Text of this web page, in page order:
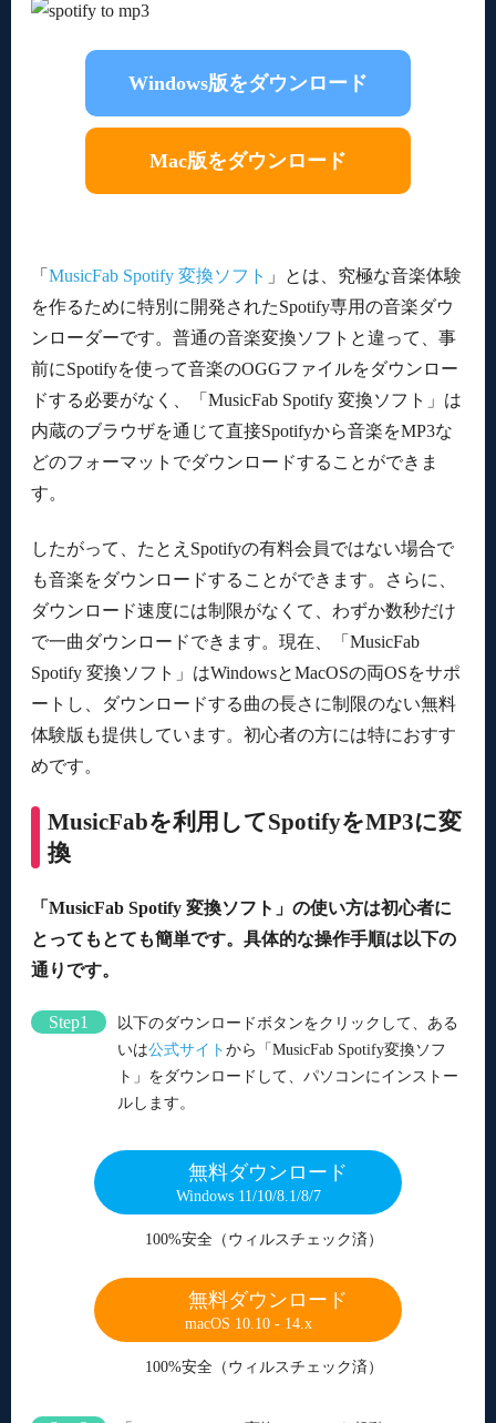
Windows版をダウンロード
Mac版をダウンロード
「 MusicFab Spotify 変換ソフト 」とは、究極な音楽体験
を作るために特別に開発されたSpotify専用の音楽ダウ
ンローダーです。普通の音楽変換ソフトと違って、事
前にSpotifyを使って音楽のOGGファイルをダウンロー
ドする必要がなく、「MusicFab Spotify 変換ソフト」は
内蔵のブラウザを通じて直接Spotifyから音楽をMP3な
どのフォーマットでダウンロードすることができま
す。
したがって、たとえSpotifyの有料会員ではない場合で
も音楽をダウンロードすることができます。さらに、
ダウンロード速度には制限がなくて、わずか数秒だけ
で一曲ダウンロードできます。現在、「MusicFab
Spotify 変換ソフト」はWindowsとMacOSの両OSをサポ
ートし、ダウンロードする曲の長さに制限のない無料
体験版も提供しています。初心者の方には特におすす
めです。
MusicFabを利用してSpotifyをMP3に変
換
「MusicFab Spotify 変換ソフト」の使い方は初心者に
とってもとても簡単です。具体的な操作手順は以下の
通りです。
Step1
以下のダウンロードボタンをクリックして、ある
いは公式サイト から「MusicFab Spotify変換ソフ
ト」をダウンロードして、パソコンにインストー
ルします。
無料ダウンロード
Windows 11/10/8.1/8/7
100%安全（ウィルスチェック済）
無料ダウンロード
macOS 10.10 - 14.x
100%安全（ウィルスチェック済）